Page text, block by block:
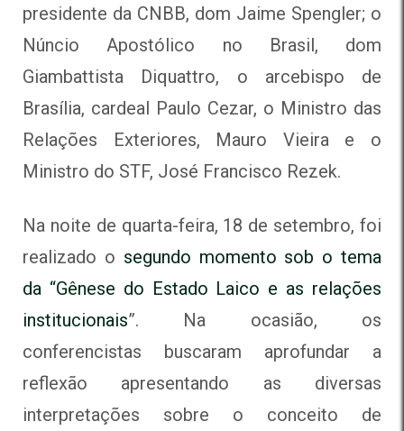
presidente da CNBB, dom Jaime Spengler; o
Núncio Apostólico no Brasil, dom
Giambattista Diquattro, o arcebispo de
Brasília, cardeal Paulo Cezar, o Ministro das
Relações Exteriores, Mauro Vieira e o
Ministro do STF, José Francisco Rezek.
Na noite de quarta-feira, 18 de setembro, foi
realizado o segundo momento sob o tema
da “Gênese do Estado Laico e as relações
institucionais”. Na ocasião, os
conferencistas buscaram aprofundar a
reflexão apresentando as diversas
interpretações sobre o conceito de